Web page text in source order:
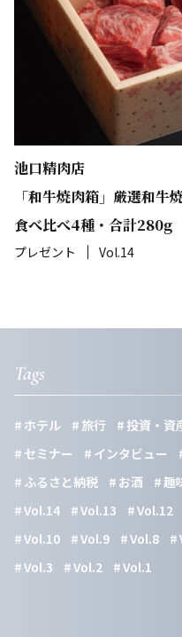
池口精肉店
「和牛焼肉箱」厳選和牛
食べ比べ4種・合計280g
プレゼント Vol.14
Tags
ホテル 旅行 投資・資
セミナー
インタビュー
ふるさと納税
お酒 趣
Vol.14
Vol.13 Vol.12
Vol.10
Vol.9 Vol.8
Vol.3
Vol.2 Vol.1